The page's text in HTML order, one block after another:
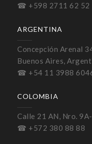
☎ +598 2711 62 52
ARGENTINA
Concepción Arenal
Buenos Aires,
☎ +54 11 3988
COLOMBIA
Calle 21 AN, Nro.
☎ +572 380 88 88